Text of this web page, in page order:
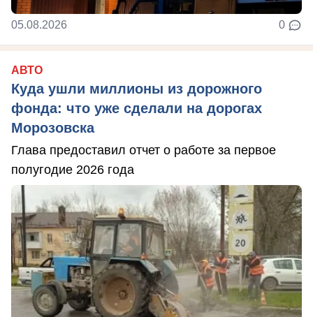
05.08.2026 0
АВТО
Куда ушли миллионы из дорожного
фонда: что уже сделали на дорогах
Морозовска
Глава предоставил отчет о работе за первое
полугодие 2026 года